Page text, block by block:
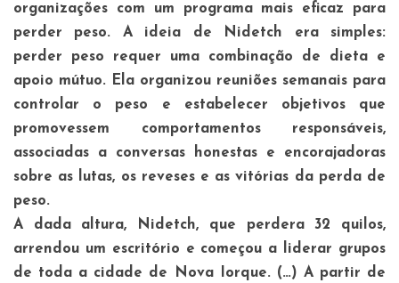
organizações com um programa mais eficaz para
perder peso. A ideia de Nidetch era simples:
perder peso requer uma combinação de dieta e
apoio mútuo. Ela organizou reuniões semanais para
controlar o peso e estabelecer objetivos que
promovessem comportamentos responsáveis,
associadas a conversas honestas e encorajadoras
sobre as lutas, os reveses e as vitórias da perda de
peso.
A dada altura, Nidetch, que perdera 32 quilos,
arrendou um escritório e começou a liderar grupos
de toda a cidade de Nova Iorque. (…) A partir de